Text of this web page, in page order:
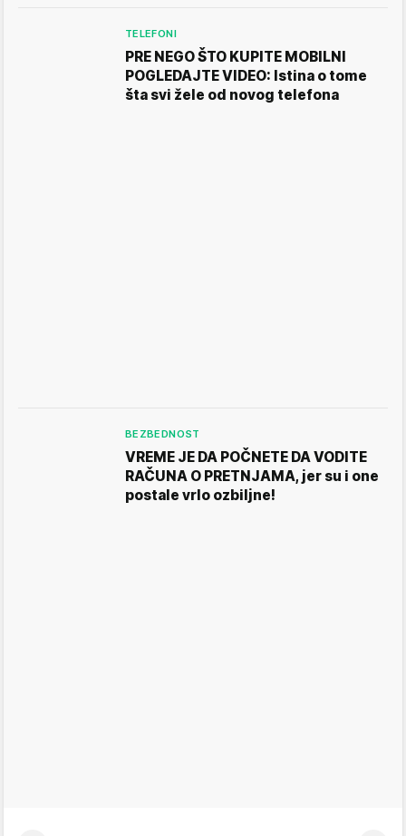
TELEFONI
PRE NEGO ŠTO KUPITE MOBILNI
POGLEDAJTE VIDEO: Istina o tome
šta svi žele od novog telefona
BEZBEDNOST
VREME JE DA POČNETE DA VODITE
RAČUNA O PRETNJAMA, jer su i one
postale vrlo ozbiljne!